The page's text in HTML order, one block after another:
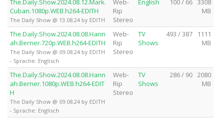
Cuban.1080p.WEB.h264-EDITH
The Daily Show @ 13.08.24 by EDITH
Rip
Stereo
MB
The.Daily.Show.2024.08.08.Hann
ah.Berner.720p.WEB.h264-EDITH
The Daily Show @ 09.08.24 by EDITH
- Sprache: Englisch
Web-
Rip
Stereo
TV
Shows
493 / 387
1111
MB
The.Daily.Show.2024.08.08.Hann
ah.Berner.1080p.WEB.h264-EDIT
H
The Daily Show @ 09.08.24 by EDITH
- Sprache: Englisch
Web-
Rip
Stereo
TV
Shows
286 / 90
2080
MB